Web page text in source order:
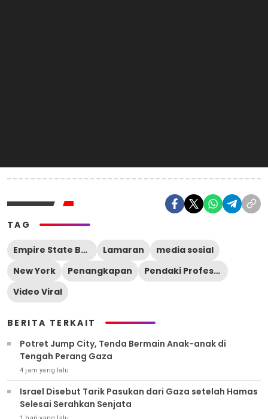
TAG
Empire State Building Lamaran
media sosial
New York
Penangkapan
Pendaki Profesional
Video Viral
BERITA TERKAIT
Potret Jump City, Tenda Bermain Anak-anak di
Tengah Perang Gaza
4 jam yang lalu
Israel Disebut Tarik Pasukan dari Gaza setelah Hamas
Selesai Serahkan Senjata